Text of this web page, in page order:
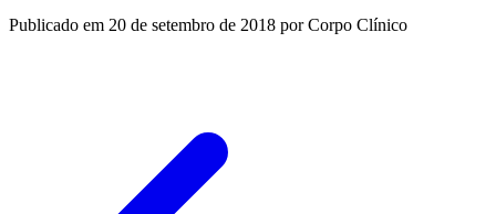
Publicado em 20 de setembro de 2018 por Corpo Clínico